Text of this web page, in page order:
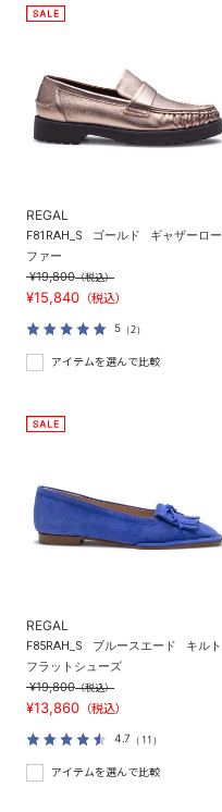
REGAL
F81RAH_S ゴールド
ギャザーロー
ファー
¥19,800（税込）
¥15,840 （税込）
5（2）
アイテムを選んで比較
REGAL
F85RAH_S ブルースエード
キルト
フラットシューズ
¥19,800（税込）
¥13,860 （税込）
4.7 （11）
アイテムを選んで比較